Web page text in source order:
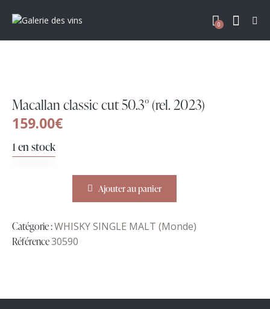
0
Macallan classic cut 50.3° (rel. 2023)
159.00€
1 en stock
Ajouter au panier
Catégorie :WHISKY SINGLE MALT (Monde)
Référence30590